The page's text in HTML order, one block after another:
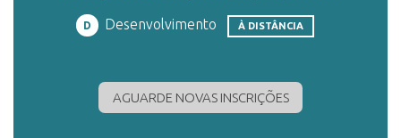
DOCUMENTOS
D Desenvolvimento À DISTÂNCIA
AGUARDE NOVAS INSCRIÇÕES